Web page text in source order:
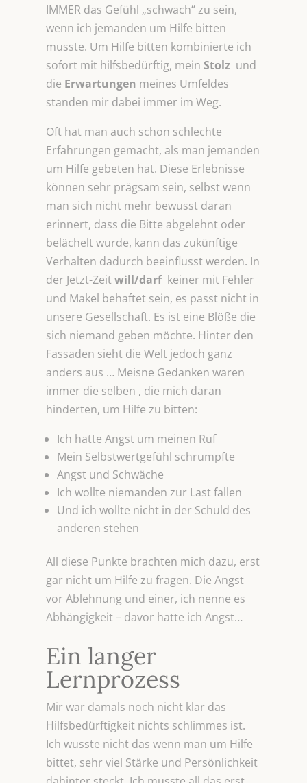
IMMER das Gefühl „schwach“ zu sein,
wenn ich jemanden um Hilfe bitten
musste. Um Hilfe bitten kombinierte ich
sofort mit hilfsbedürftig, mein Stolz und
die Erwartungen meines Umfeldes
standen mir dabei immer im Weg.
Oft hat man auch schon schlechte
Erfahrungen gemacht, als man jemanden
um Hilfe gebeten hat. Diese Erlebnisse
können sehr prägsam sein, selbst wenn
man sich nicht mehr bewusst daran
erinnert, dass die Bitte abgelehnt oder
belächelt wurde, kann das zukünftige
Verhalten dadurch beeinflusst werden. In
der Jetzt-Zeitwill/darfkeiner mit Fehler
und Makel behaftet sein, es passt nicht in
unsere Gesellschaft. Es ist eine Blöße die
sich niemand geben möchte. Hinter den
Fassaden sieht die Welt jedoch ganz
anders aus … Meisne Gedanken waren
immer die selben , die mich daran
hinderten, um Hilfe zu bitten:
Ich hatte Angst um meinen Ruf
Mein Selbstwertgefühl schrumpfte
Angst und Schwäche
Ich wollte niemanden zur Last fallen
Und ich wollte nicht in der Schuld des
anderen stehen
All diese Punkte brachten mich dazu, erst
gar nicht um Hilfe zu fragen. Die Angst
vor Ablehnung und einer, ich nenne es
Abhängigkeit – davor hatte ich Angst…
Ein langer
Lernprozess
Mir war damals noch nicht klar das
Hilfsbedürftigkeit nichts schlimmes ist.
Ich wusste nicht das wenn man um Hilfe
bittet, sehr viel Stärke und Persönlichkeit